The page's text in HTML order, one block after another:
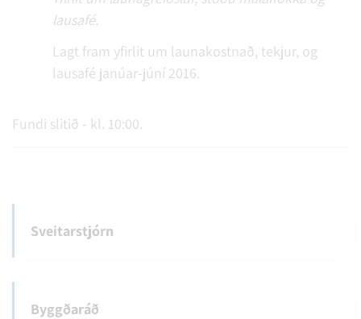
lausafé.
Lagt fram yfirlit um launakostnað, tekjur, og
lausafé janúar-júní 2016.
Fundi slitið - kl. 10:00.
Sveitarstjórn
Byggðaráð